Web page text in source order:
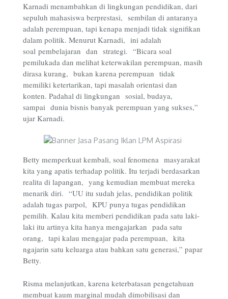
Karnadi menambahkan di lingkungan pendidikan, dari
sepuluh mahasiswa berprestasi, sembilan di antaranya
adalah perempuan, tapi kenapa menjadi tidak signifikan
dalam politik. Menurut Karnadi, ini adalah
soal pembelajaran dan strategi. “Bicara soal
pemilukada dan melihat keterwakilan perempuan, masih
dirasa kurang, bukan karena perempuan tidak
memiliki ketertarikan, tapi masalah orientasi dan
konten. Padahal di lingkungan sosial, budaya,
sampai dunia bisnis banyak perempuan yang sukses,”
ujar Karnadi.
Betty memperkuat kembali, soal fenomena masyarakat
kita yang apatis terhadap politik. Itu terjadi berdasarkan
realita di lapangan, yang kemudian membuat mereka
menarik diri. “UU itu sudah jelas, pendidikan politik
adalah tugas parpol, KPU punya tugas pendidikan
pemilih. Kalau kita memberi pendidikan pada satu laki-
laki itu artinya kita hanya mengajarkan pada satu
orang, tapi kalau mengajar pada perempuan, kita
ngajarin satu keluarga atau bahkan satu generasi,” papar
Betty.
Risma melanjutkan, karena keterbatasan pengetahuan
membuat kaum marginal mudah dimobilisasi dan